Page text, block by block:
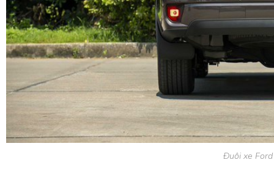
Đuôi xe